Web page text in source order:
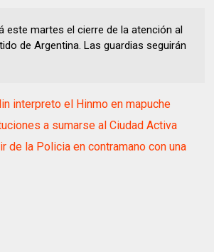
este martes el cierre de la atención al
de Argentina. Las guardias seguirán
interpreto el Hinmo en mapuche
a sumarse al Ciudad Activa
de la Policia en contramano con una